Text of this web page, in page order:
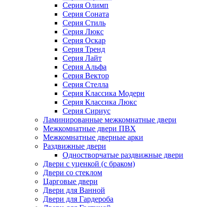
Серия Олимп
Серия Соната
Серия Стиль
Серия Люкс
Серия Оскар
Серия Тренд
Серия Лайт
Серия Альфа
Серия Вектор
Серия Стелла
Серия Классика Модерн
Серия Классика Люкс
Серия Сириус
Ламинированные межкомнатные двери
Межкомнатные двери ПВХ
Межкомнатные дверные арки
Раздвижные двери
Одностворчатые раздвижные двери
Двери с уценкой (с браком)
Двери со стеклом
Царговые двери
Двери для Ванной
Двери для Гардероба